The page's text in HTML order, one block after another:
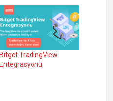
Bitget TradingView
Entegrasyonu